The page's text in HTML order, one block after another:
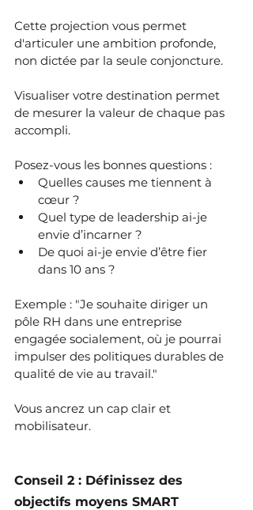
Cette projection vous permet
d'articuler une ambition profonde,
non dictée par la seule conjoncture.
Visualiser votre destination permet
de mesurer la valeur de chaque pas
accompli.
Posez-vous les bonnes questions :
Quelles causes me tiennent à
cœur ?
Quel type de leadership ai-je
envie d’incarner ?
De quoi ai-je envie d’être fier
dans 10 ans ?
Exemple : "Je souhaite diriger un
pôle RH dans une entreprise
engagée socialement, où je pourrai
impulser des politiques durables de
qualité de vie au travail."
Vous ancrez un cap clair et
mobilisateur.
Conseil 2 : Définissez des
objectifs moyens SMART